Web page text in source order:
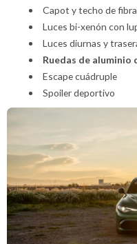
Capot y techo de
Luces bi-xenón con
Luces diurnas y
Ruedas de aluminio
Escape cuádruple
Spoiler deportivo